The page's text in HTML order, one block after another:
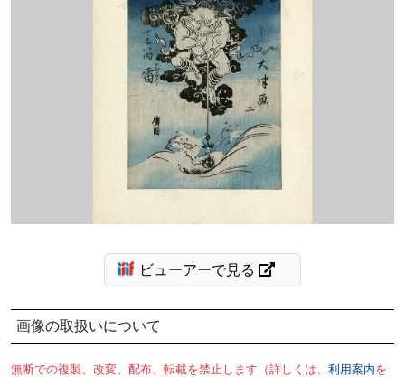
ビューアーで見る
画像の取扱いについて
無断での複製、改変、配布、転載を禁止します（詳しくは、 利用案内を